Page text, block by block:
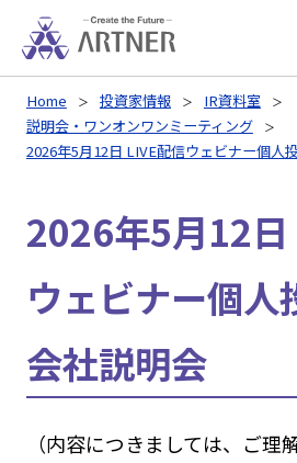
Home 投資家情報
IR資料室
説明会・ワンオンワンミーティング
2026年5月12日 LIVE配信ウェビナー個人
2026年5月12日
ウェビナー個人
会社説明会
（内容につきましては、ご理